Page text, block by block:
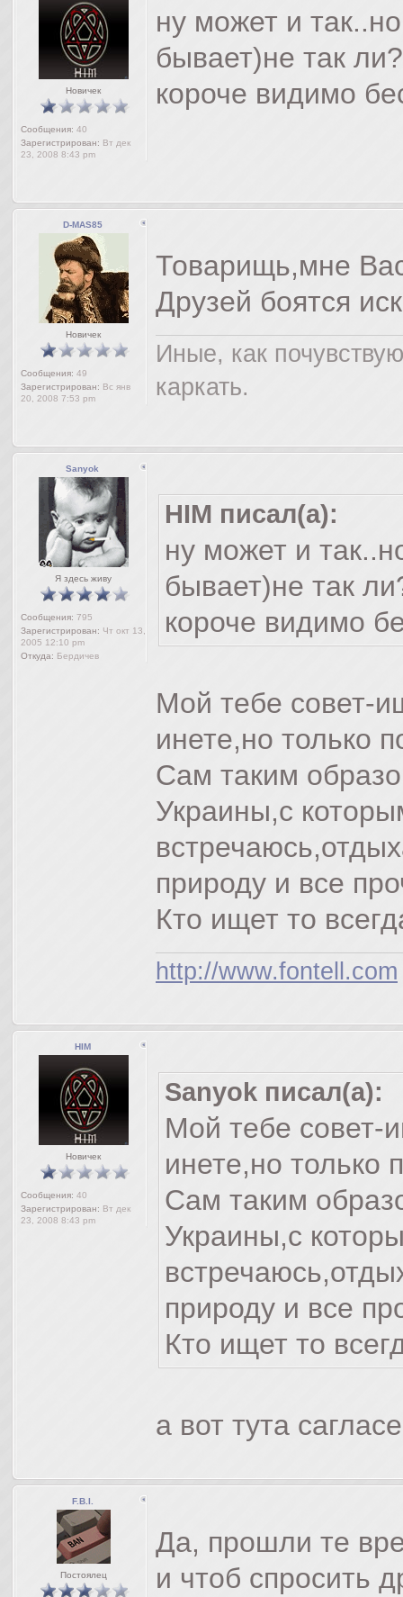
Новичек
Сообщения: 40
Зарегистрирован: Вт дек
23, 2008 8:43 pm
ну может и
бывает)не так
короче видимо
D-MAS85
Новичек
Сообщения: 49
Зарегистрирован: Вс янв
20, 2008 7:53 pm
Товарищь,мне
Друзей боятся
Иные, как
каркать.
Sanyok
Я здесь живу
Сообщения: 795
Зарегистрирован: Чт окт 13,
2005 12:10 pm
Откуда: Бердичев
HIM писал(а):
ну может и
бывает)не так
короче видимо
Мой тебе совет-
инете,но только
Сам таким
Украины,с
природу и все
Кто ищет то
http://www.fontell.com
HIM
Новичек
Сообщения: 40
Зарегистрирован: Вт дек
23, 2008 8:43 pm
Sanyok писал(а):
Мой тебе совет-
инете,но только
Сам таким
Украины,с
природу и все
Кто ищет то
а вот тута
F.B.I.
Постоялец
Да, прошли те
и чтоб спросить